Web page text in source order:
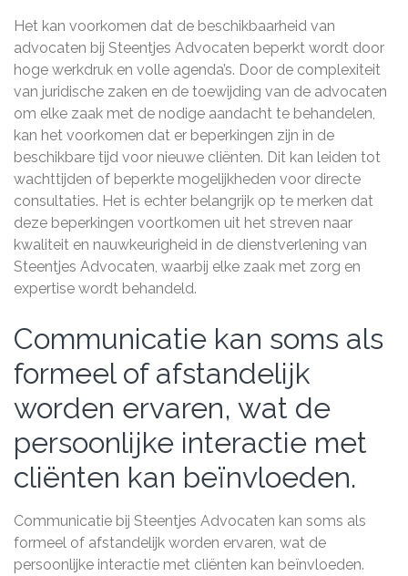
Het kan voorkomen dat de beschikbaarheid van
advocaten bij Steentjes Advocaten beperkt wordt door
hoge werkdruk en volle agenda’s. Door de complexiteit
van juridische zaken en de toewijding van de advocaten
om elke zaak met de nodige aandacht te behandelen,
kan het voorkomen dat er beperkingen zijn in de
beschikbare tijd voor nieuwe cliënten. Dit kan leiden tot
wachttijden of beperkte mogelijkheden voor directe
consultaties. Het is echter belangrijk op te merken dat
deze beperkingen voortkomen uit het streven naar
kwaliteit en nauwkeurigheid in de dienstverlening van
Steentjes Advocaten, waarbij elke zaak met zorg en
expertise wordt behandeld.
Communicatie kan soms als
formeel of afstandelijk
worden ervaren, wat de
persoonlijke interactie met
cliënten kan beïnvloeden.
Communicatie bij Steentjes Advocaten kan soms als
formeel of afstandelijk worden ervaren, wat de
persoonlijke interactie met cliënten kan beïnvloeden.